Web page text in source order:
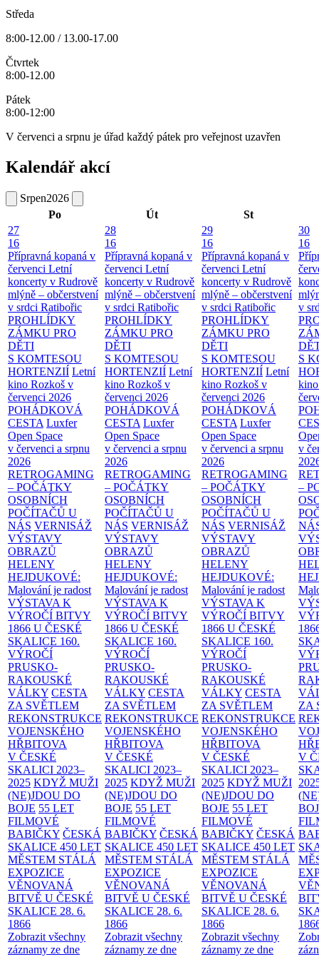
Středa
8:00-12.00 / 13.00-17.00
Čtvrtek
8:00-12.00
Pátek
8:00-12:00
V červenci a srpnu je úřad každý pátek pro veřejnost uzavřen
Kalendář akcí
Srpen2026
Po
Út
St
27
16
Přípravná kopaná v
červenci Letní
koncerty v Rudrově
mlýně – občerstvení
v srdci Ratibořic
PROHLÍDKY
ZÁMKU PRO
DĚTI
S KOMTESOU
HORTENZIÍ Letní
kino Rozkoš v
červenci 2026
POHÁDKOVÁ
CESTA Luxfer
Open Space
v červenci a srpnu
2026
RETROGAMING
– POČÁTKY
OSOBNÍCH
POČÍTAČŮ U
NÁS VERNISÁŽ
VÝSTAVY
OBRAZŮ
HELENY
HEJDUKOVÉ:
Malování je radost
VÝSTAVA K
VÝROČÍ BITVY
1866 U ČESKÉ
SKALICE 160.
VÝROČÍ
PRUSKO-
RAKOUSKÉ
VÁLKY CESTA
ZA SVĚTLEM
REKONSTRUKCE
VOJENSKÉHO
HŘBITOVA
V ČESKÉ
SKALICI 2023–
2025 KDYŽ MUŽI
(NE)JDOU DO
BOJE 55 LET
FILMOVÉ
BABIČKY ČESKÁ
SKALICE 450 LET
MĚSTEM STÁLÁ
EXPOZICE
VĚNOVANÁ
BITVĚ U ČESKÉ
SKALICE 28. 6.
1866
Zobrazit všechny
záznamy ze dne
28
16
Přípravná kopaná v
červenci Letní
koncerty v Rudrově
mlýně – občerstvení
v srdci Ratibořic
PROHLÍDKY
ZÁMKU PRO
DĚTI
S KOMTESOU
HORTENZIÍ Letní
kino Rozkoš v
červenci 2026
POHÁDKOVÁ
CESTA Luxfer
Open Space
v červenci a srpnu
2026
RETROGAMING
– POČÁTKY
OSOBNÍCH
POČÍTAČŮ U
NÁS VERNISÁŽ
VÝSTAVY
OBRAZŮ
HELENY
HEJDUKOVÉ:
Malování je radost
VÝSTAVA K
VÝROČÍ BITVY
1866 U ČESKÉ
SKALICE 160.
VÝROČÍ
PRUSKO-
RAKOUSKÉ
VÁLKY CESTA
ZA SVĚTLEM
REKONSTRUKCE
VOJENSKÉHO
HŘBITOVA
V ČESKÉ
SKALICI 2023–
2025 KDYŽ MUŽI
(NE)JDOU DO
BOJE 55 LET
FILMOVÉ
BABIČKY ČESKÁ
SKALICE 450 LET
MĚSTEM STÁLÁ
EXPOZICE
VĚNOVANÁ
BITVĚ U ČESKÉ
SKALICE 28. 6.
1866
Zobrazit všechny
záznamy ze dne
29
16
Přípravná kopaná v
červenci Letní
koncerty v Rudrově
mlýně – občerstvení
v srdci Ratibořic
PROHLÍDKY
ZÁMKU PRO
DĚTI
S KOMTESOU
HORTENZIÍ Letní
kino Rozkoš v
červenci 2026
POHÁDKOVÁ
CESTA Luxfer
Open Space
v červenci a srpnu
2026
RETROGAMING
– POČÁTKY
OSOBNÍCH
POČÍTAČŮ U
NÁS VERNISÁŽ
VÝSTAVY
OBRAZŮ
HELENY
HEJDUKOVÉ:
Malování je radost
VÝSTAVA K
VÝROČÍ BITVY
1866 U ČESKÉ
SKALICE 160.
VÝROČÍ
PRUSKO-
RAKOUSKÉ
VÁLKY CESTA
ZA SVĚTLEM
REKONSTRUKCE
VOJENSKÉHO
HŘBITOVA
V ČESKÉ
SKALICI 2023–
2025 KDYŽ MUŽI
(NE)JDOU DO
BOJE 55 LET
FILMOVÉ
BABIČKY ČESKÁ
SKALICE 450 LET
MĚSTEM STÁLÁ
EXPOZICE
VĚNOVANÁ
BITVĚ U ČESKÉ
SKALICE 28. 6.
1866
Zobrazit všechny
záznamy ze dne
30
16
v
S
v
–
ZA
V